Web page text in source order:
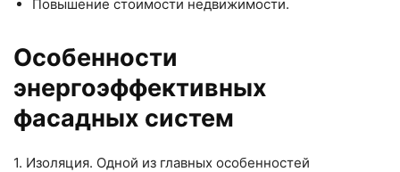
Повышение стоимости недвижимости.
Особенности
энергоэффективных
фасадных систем
1. Изоляция. Одной из главных особенностей